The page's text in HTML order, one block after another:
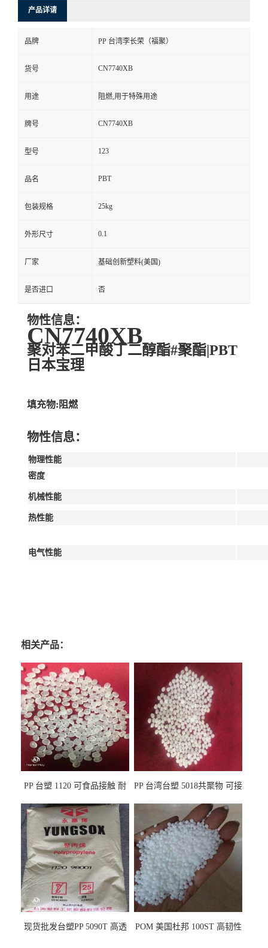
产品详请
品牌 PP 台湾李长荣（福聚）
货号 CN7740XB
用途 阻燃,用于特殊用途
牌号 CN7740XB
型号 123
品名 PBT
包装规格 25kg
外形尺寸 0.1
厂家 基础创新塑料(美国)
是否进口 否
物性信息：
CN7740XB
聚对苯二甲酸丁二醇酯#聚酯|PBT
日本宝理
填充物:阻燃
物性信息：
物理性能
密度
机械性能
热性能
电气性能
相关产品：
PP 台塑 1120 可食品接触 耐
PP 台湾台塑 5018共聚物 可接
现货批发台塑PP 5090T 高透
POM 美国杜邦 100ST 高韧性